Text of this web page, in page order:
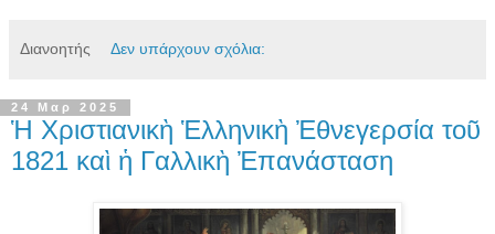
Διανοητής Δεν υπάρχουν σχόλια:
24 Μαρ 2025
Ἡ Χριστιανικὴ Ἑλληνικὴ Ἐθνεγερσία τοῦ
1821 καὶ ἡ Γαλλικὴ Ἐπανάσταση